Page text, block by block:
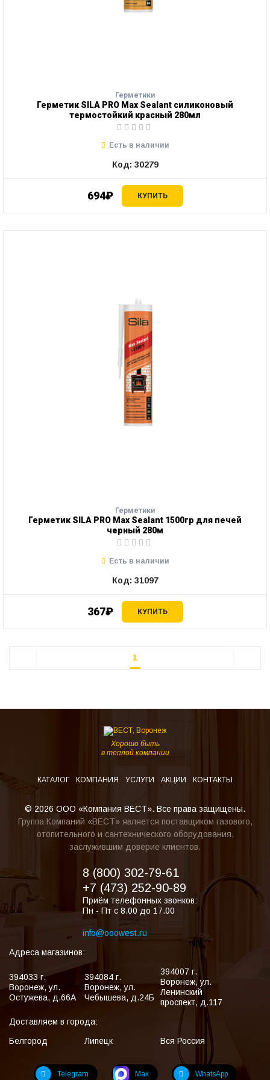
Герметики
Герметик SILA PRO Max Sealant силиконовый
термостойкий красный 280мл
694₽ КУПИТЬ
Есть в наличии
Код: 30279
Герметики
Герметик SILA PRO Max Sealant 1500гр для печей
черный 280м
367₽ КУПИТЬ
Есть в наличии
Код: 31097
1
Хорошо быть
в теплой компании
КАТАЛОГ КОМПАНИЯ УСЛУГИ АКЦИИ КОНТАКТЫ
© 2026 ООО «Компания ВЕСТ». Все права защищены.
Группа Компаний «ВЕСТ» является поставщиком газового,
отопительного и сантехнического оборудования,
заслужившим доверие клиентов.
8 (800) 302-79-61
+7 (473) 252-90-89
Приём телефонных звонков:
Пн - Пт с 8.00 до 17.00
info@ooowest.ru
Адреса магазинов:
394033 г.
Воронеж,ул.
Остужева, д.66А
394084 г.
Воронеж,ул.
Чебышева, д.24Б
394007 г.
Воронеж,ул.
Ленинский
проспект, д.117
Доставляем в города:
Белгород
Липецк Вся Россия
Telegram Max WhatsApp